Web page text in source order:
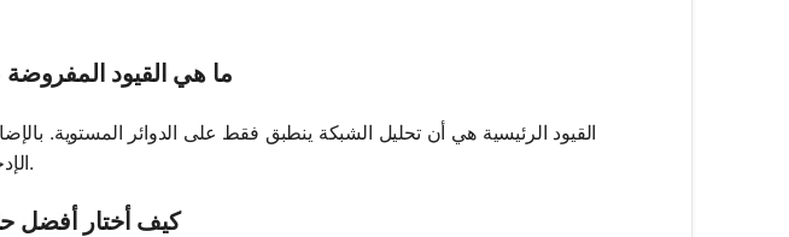
ما هي القيود
القيود الرئيسية هي أن تحليل الشبكة ينطبق فقط على الدوائر المستوية.
الإدخال والافتراضات التي تم إجراؤها أثناء التحليل.
كيف أختار أفضل